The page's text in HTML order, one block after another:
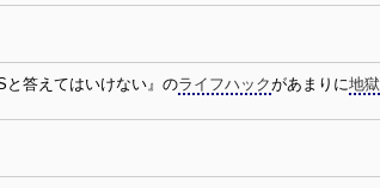
と答えてはいけない』のライフハックがあまりに地獄